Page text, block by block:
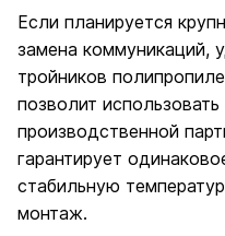
Если планируется
замена коммуникаций,
тройников
позволит
производственной
гарантирует
стабильную
монтаж.